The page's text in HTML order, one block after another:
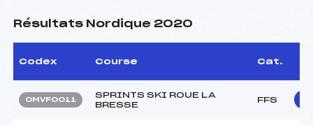
Résultats Nordique 2020
Codex Course Cat.
OMVF0011
SPRINTS SKI ROUE LA
BRESSE
FFS